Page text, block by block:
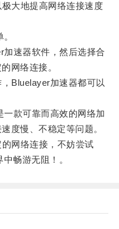
大地提高网络连接速度
速器软件，然后选择合
网络连接。
Bluelayer加速器都可以
款可靠而高效的网络加
度慢、不稳定等问题。
网络连接，不妨尝试
畅游无阻！。